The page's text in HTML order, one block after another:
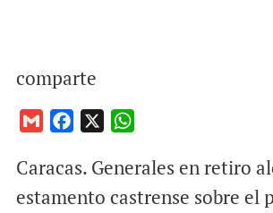
comparte
a
i
c
e
a
t
Caracas. Generales en retiro
estamento castrense sobre el